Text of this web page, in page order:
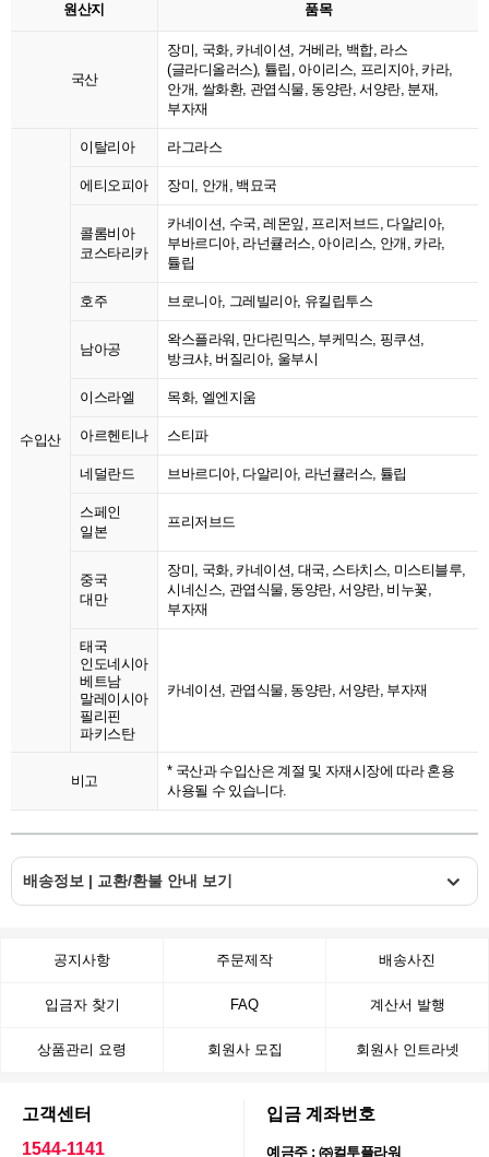
원산지 품목
국산
장미, 국화, 카네이션, 거베라, 백합, 라스
(글라디올러스), 튤립, 아이리스, 프리지아, 카라,
안개, 쌀화환, 관엽식물, 동양란, 서양란, 분재,
부자재
수입산
이탈리아 라그라스
에티오피아 장미, 안개, 백묘국
콜롬비아
코스타리카
카네이션, 수국, 레몬잎, 프리저브드, 다알리아,
부바르디아, 라넌큘러스, 아이리스, 안개, 카라,
튤립
호주 브로니아, 그레빌리아, 유킬립투스
남아공
왁스플라워, 만다린믹스, 부케믹스, 핑쿠션,
방크샤, 버질리아, 울부시
이스라엘 목화, 엘엔지움
아르헨티나 스티파
네덜란드 브바르디아, 다알리아, 라넌큘러스, 튤립
스페인
일본
프리저브드
중국
대만
장미, 국화, 카네이션, 대국, 스타치스, 미스티블루,
시네신스, 관엽식물, 동양란, 서양란, 비누꽃,
부자재
태국
인도네시아
베트남
말레이시아
필리핀
파키스탄
카네이션, 관엽식물, 동양란, 서양란, 부자재
비고
* 국산과 수입산은 계절 및 자재시장에 따라 혼용
사용될 수 있습니다.
배송정보 | 교환/환불 안내 보기
공지사항 주문제작 배송사진
입금자 찾기 FAQ 계산서 발행
상품관리 요령 회원사 모집 회원사 인트라넷
고객센터
1544-1141
입금 계좌번호
예금주 : ㈜컬투플라워